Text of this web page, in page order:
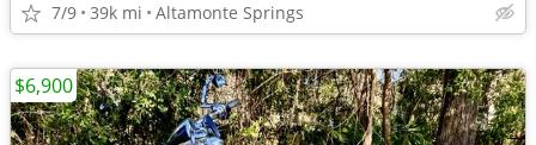
7/9 39k mi Altamonte Springs
$6,900